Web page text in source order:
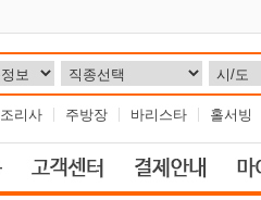
조리사 주방장 바리스타 홀서빙